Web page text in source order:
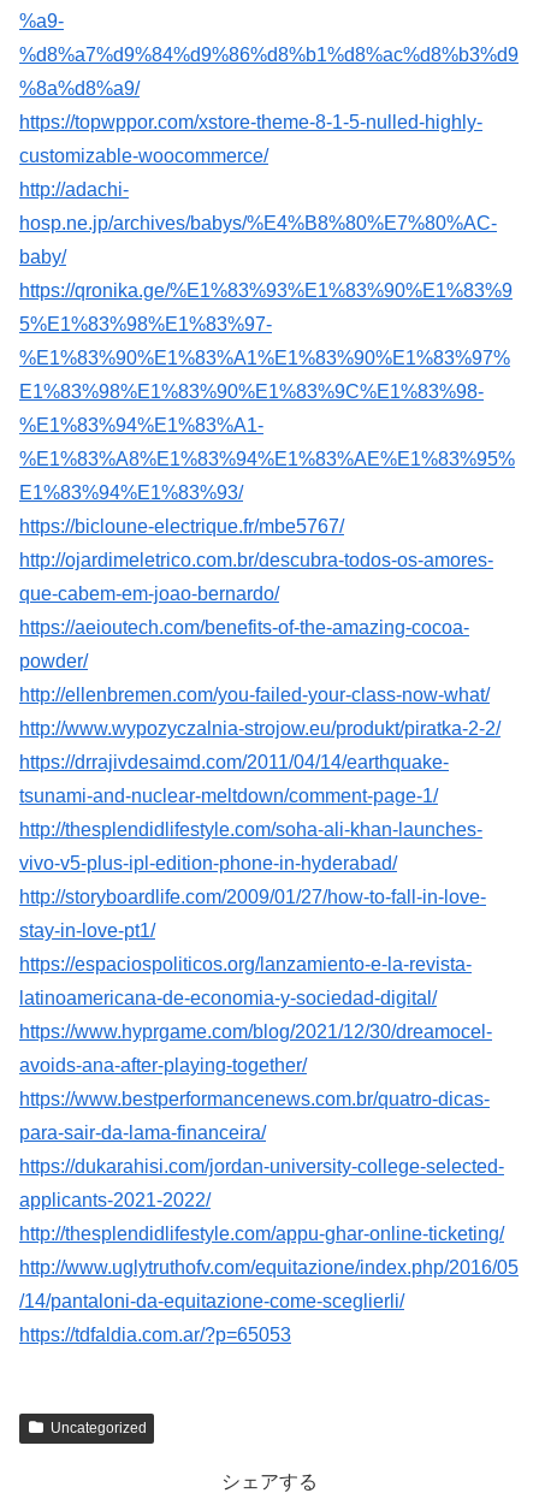
%a9-
%d8%a7%d9%84%d9%86%d8%b1%d8%ac%d8%b3%d9
%8a%d8%a9/
https://topwppor.com/xstore-theme-8-1-5-nulled-highly-
customizable-woocommerce/
http://adachi-
hosp.ne.jp/archives/babys/%E4%B8%80%E7%80%AC-
baby/
https://qronika.ge/%E1%83%93%E1%83%90%E1%83%9
5%E1%83%98%E1%83%97-
%E1%83%90%E1%83%A1%E1%83%90%E1%83%97%
E1%83%98%E1%83%90%E1%83%9C%E1%83%98-
%E1%83%94%E1%83%A1-
%E1%83%A8%E1%83%94%E1%83%AE%E1%83%95%
E1%83%94%E1%83%93/
https://bicloune-electrique.fr/mbe5767/
http://ojardimeletrico.com.br/descubra-todos-os-amores-
que-cabem-em-joao-bernardo/
https://aeioutech.com/benefits-of-the-amazing-cocoa-
powder/
http://ellenbremen.com/you-failed-your-class-now-what/
http://www.wypozyczalnia-strojow.eu/produkt/piratka-2-2/
https://drrajivdesaimd.com/2011/04/14/earthquake-
tsunami-and-nuclear-meltdown/comment-page-1/
http://thesplendidlifestyle.com/soha-ali-khan-launches-
vivo-v5-plus-ipl-edition-phone-in-hyderabad/
http://storyboardlife.com/2009/01/27/how-to-fall-in-love-
stay-in-love-pt1/
https://espaciospoliticos.org/lanzamiento-e-la-revista-
latinoamericana-de-economia-y-sociedad-digital/
https://www.hyprgame.com/blog/2021/12/30/dreamocel-
avoids-ana-after-playing-together/
https://www.bestperformancenews.com.br/quatro-dicas-
para-sair-da-lama-financeira/
https://dukarahisi.com/jordan-university-college-selected-
applicants-2021-2022/
http://thesplendidlifestyle.com/appu-ghar-online-ticketing/
http://www.uglytruthofv.com/equitazione/index.php/2016/05
/14/pantaloni-da-equitazione-come-sceglierli/
https://tdfaldia.com.ar/?p=65053
Uncategorized
シェアする